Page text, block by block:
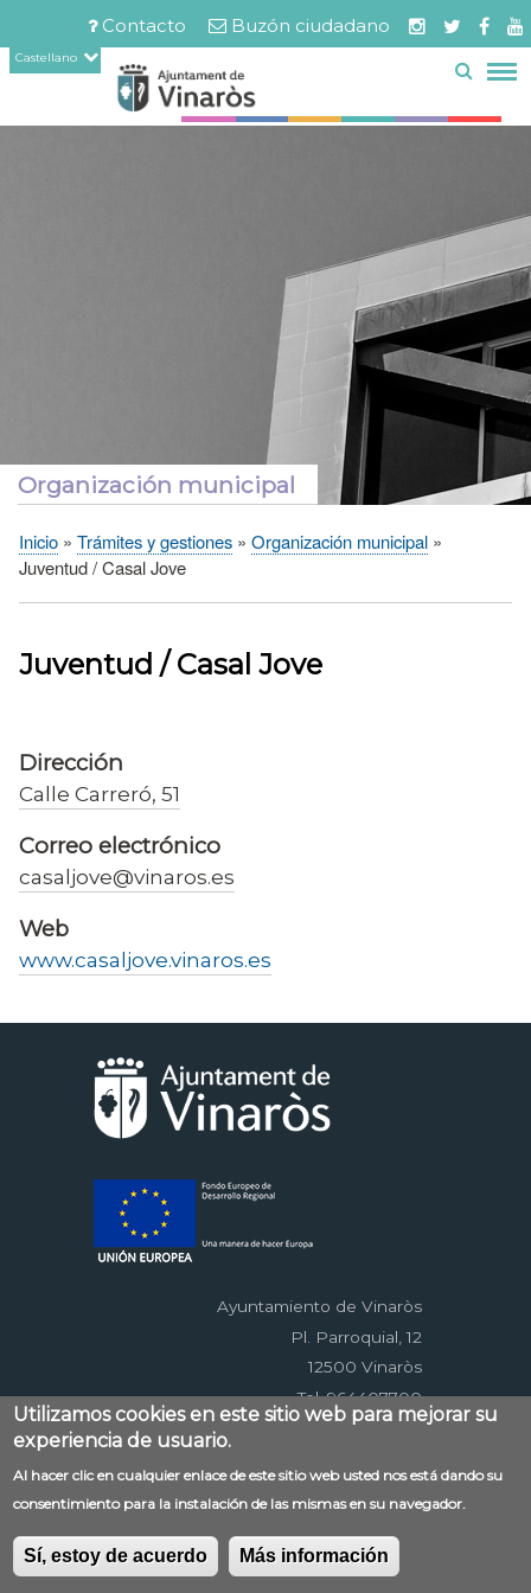
Pasar
al
Documentos
relacionados
Menú
barra
superior
Contacto Buzón ciudadano
Castellano
Organización municipal
Sobrescribir
ayuda
a
Inicio Trámites y gestiones
Organización municipal
Juventud / Casal Jove
Juventud / Casal Jove
Dirección
Calle Carreró, 51
Correo electrónico
casaljove@vinaros.es
Web
www.casaljove.vinaros.es
Ayuntamiento de Vinaròs
Pl. Parroquial, 12
12500 Vinaròs
Tel. 964407700
Menú
al
pie
Contacto Aviso legal
Mapa web
Accessibilitat
Política de privacidad
RSS
EDUSI
Utilizamos cookies en este sitio web para mejorar su
experiencia de usuario.
Al hacer clic en cualquier enlace de este sitio web usted nos está dando su
consentimiento para la instalación de las mismas en su navegador.
Sí, estoy de acuerdo Más información